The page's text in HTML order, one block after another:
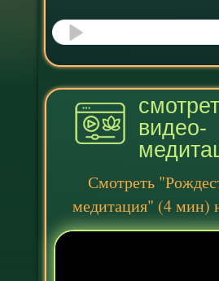
видео-
Смотреть "
медитация" (4 мин)